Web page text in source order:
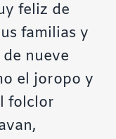
feliz de
familias y
nueve
el joropo y
folclor